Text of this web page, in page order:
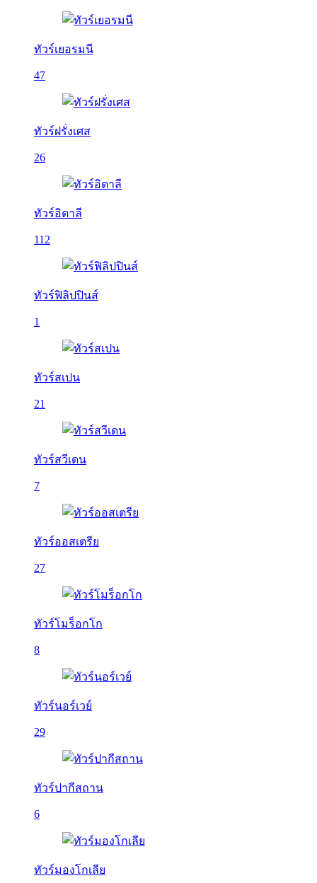
ทัวร์เยอรมนี
47
ทัวร์ฝรั่งเศส
26
ทัวร์อิตาลี
112
ทัวร์ฟิลิปปินส์
1
ทัวร์สเปน
21
ทัวร์สวีเดน
7
ทัวร์ออสเตรีย
27
ทัวร์โมร็อกโก
8
ทัวร์นอร์เวย์
29
ทัวร์ปากีสถาน
6
ทัวร์มองโกเลีย